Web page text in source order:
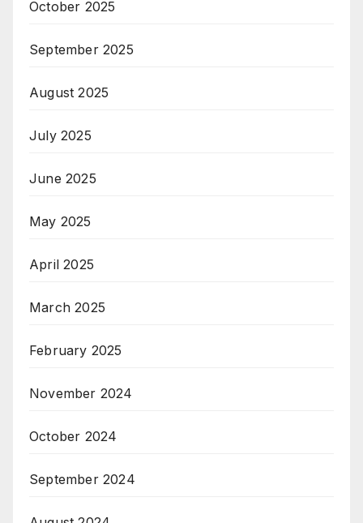
October 2025
September 2025
August 2025
July 2025
June 2025
May 2025
April 2025
March 2025
February 2025
November 2024
October 2024
September 2024